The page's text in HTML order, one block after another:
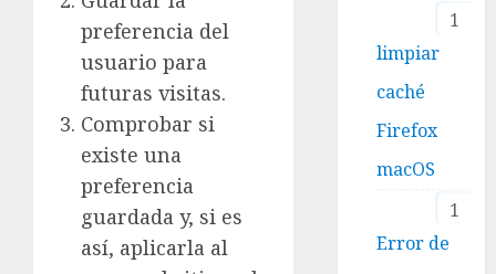
preferencia del
usuario para
futuras visitas.
Comprobar si
existe una
preferencia
guardada y, si es
así, aplicarla al
1
limpiar
caché
Firefox
macOS
1
Error de